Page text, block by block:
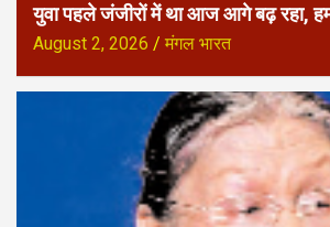
युवा पहले जंजीरों में था आज आगे बढ़ रहा,
August 2, 2026 मंगल भारत